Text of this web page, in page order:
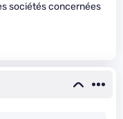
sociétés concernées